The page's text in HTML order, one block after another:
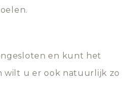
en kunt het
wilt u er ook natuurlijk zo